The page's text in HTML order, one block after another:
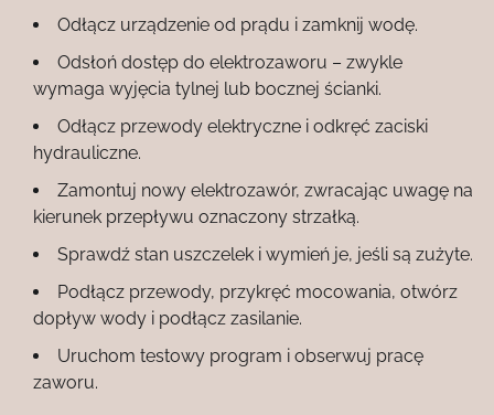
Odłącz urządzenie od prądu i zamknij wodę.
Odsłoń dostęp do elektrozaworu – zwykle
wymaga wyjęcia tylnej lub bocznej ścianki.
Odłącz przewody elektryczne i odkręć zaciski
hydrauliczne.
Zamontuj nowy elektrozawór, zwracając uwagę na
kierunek przepływu oznaczony strzałką.
Sprawdź stan uszczelek i wymień je, jeśli są zużyte.
Podłącz przewody, przykręć mocowania, otwórz
dopływ wody i podłącz zasilanie.
Uruchom testowy program i obserwuj pracę
zaworu.